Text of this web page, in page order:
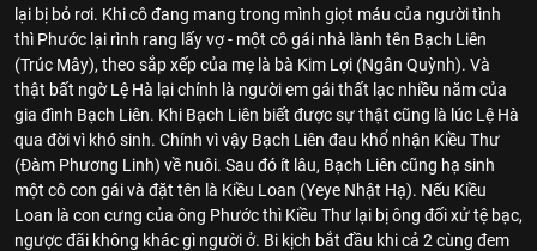
lại bị bỏ rơi. Khi cô đang mang trong mình giọt máu của người tình
thì Phước lại rình rang lấy vợ - một cô gái nhà lành tên Bạch Liên
(Trúc Mây), theo sắp xếp của mẹ là bà Kim Lợi (Ngân Quỳnh). Và
thật bất ngờ Lệ Hà lại chính là người em gái thất lạc nhiều năm của
gia đình Bạch Liên. Khi Bạch Liên biết được sự thật cũng là lúc Lệ Hà
qua đời vì khó sinh. Chính vì vậy Bạch Liên đau khổ nhận Kiều Thư
(Đàm Phương Linh) về nuôi. Sau đó ít lâu, Bạch Liên cũng hạ sinh
một cô con gái và đặt tên là Kiều Loan (Yeye Nhật Hạ). Nếu Kiều
Loan là con cưng của ông Phước thì Kiều Thư lại bị ông đối xử tệ bạc,
ngược đãi không khác gì người ở. Bi kịch bắt đầu khi cả 2 cùng đem